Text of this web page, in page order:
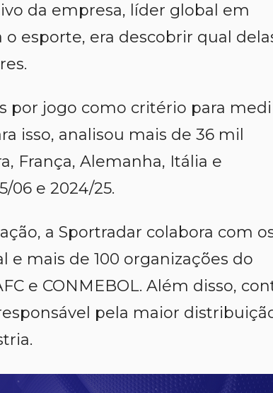
da empresa, líder global em
esporte, era descobrir qual
por jogo como critério para
isso, analisou mais de 36 mil
França, Alemanha, Itália e
06 e 2024/25.
a Sportradar colabora com
mais de 100 organizações do
e CONMEBOL. Além disso,
pela maior